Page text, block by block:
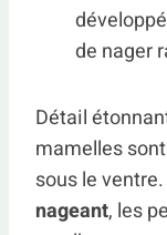
de nager
Détail
mamelles
sous le
nageant, les